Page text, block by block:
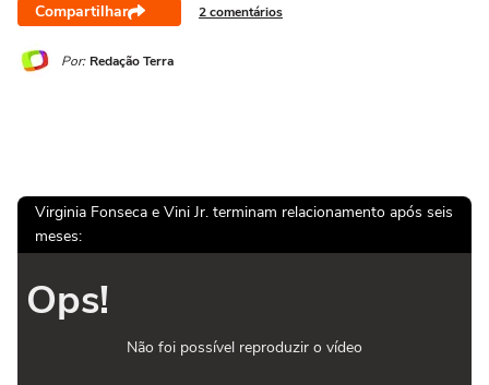
Compartilhar 2 comentários
Por: Redação Terra
Virginia Fonseca e Vini Jr. terminam relacionamento após seis
meses:
Ops!
Não foi possível reproduzir o vídeo